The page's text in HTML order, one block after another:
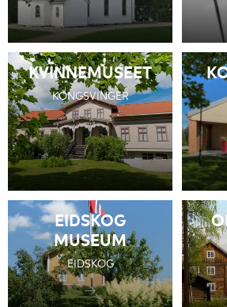
KVINNEMUSEET
KONGSVINGER
EIDSKOG
MUSEUM
EIDSKOG